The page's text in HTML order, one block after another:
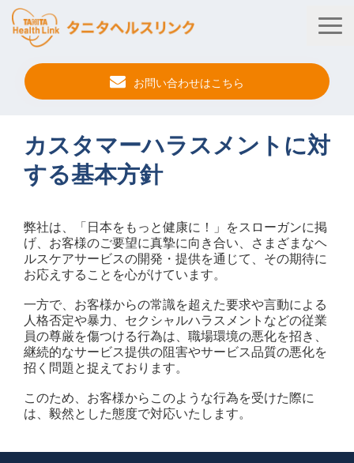
お問い合わせはこちら
法人・健保向けサービス
サービス連携
健康管理アプリ
事例紹介
企業情報
カスタマーハラスメントに対
する基本方針
弊社は、「日本をもっと健康に！」をスローガンに掲
げ、お客様のご要望に真摯に向き合い、さまざまなヘ
ルスケアサービスの開発・提供を通じて、その期待に
お応えすることを心がけています。
一方で、お客様からの常識を超えた要求や言動による
人格否定や暴力、セクシャルハラスメントなどの従業
員の尊厳を傷つける行為は、職場環境の悪化を招き、
継続的なサービス提供の阻害やサービス品質の悪化を
招く問題と捉えております。
このため、お客様からこのような行為を受けた際に
は、毅然とした態度で対応いたします。